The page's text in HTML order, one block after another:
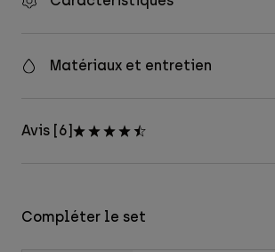
Matériaux et entretien
Avis [6]
Compléter le set